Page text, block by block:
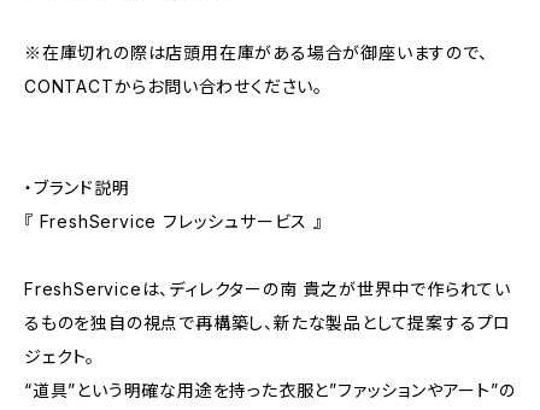
※在庫切れの際は店頭用在庫がある場合が御座いますので、
CONTACTからお問い合わせください。
・ブランド説明
『 FreshService フレッシュサービス 』
FreshServiceは、ディレクターの南 貴之が世界中で作られてい
るものを独自の視点で再構築し、新たな製品として提案するプロ
ジェクト。
“道具”という明確な用途を持った衣服と”ファッションやアート”の